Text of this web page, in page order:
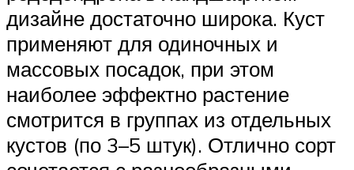
дизайне достаточно широка. Куст
применяют для одиночных и
массовых посадок, при этом
наиболее эффектно растение
смотрится в группах из отдельных
кустов (по 3–5 штук). Отлично сорт